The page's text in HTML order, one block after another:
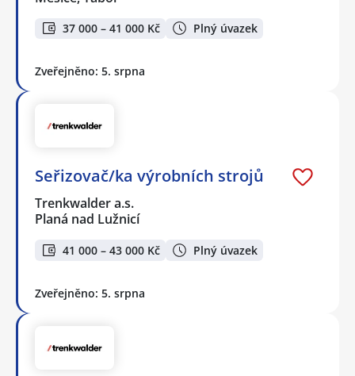
37 000 – 41 000 Kč Plný úvazek
Zveřejněno: 5. srpna
Seřizovač/ka výrobních strojů
Trenkwalder a.s.
Planá nad Lužnicí
41 000 – 43 000 Kč Plný úvazek
Zveřejněno: 5. srpna